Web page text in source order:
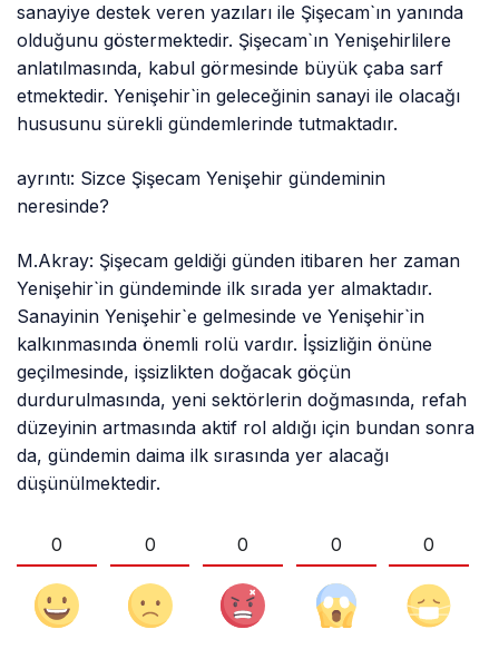
sanayiye destek veren yazıları ile Şişecam`ın yanında
olduğunu göstermektedir. Şişecam`ın Yenişehirlilere
anlatılmasında, kabul görmesinde büyük çaba sarf
etmektedir. Yenişehir`in geleceğinin sanayi ile olacağı
hususunu sürekli gündemlerinde tutmaktadır.
ayrıntı: Sizce Şişecam Yenişehir gündeminin
neresinde?
M.Akray: Şişecam geldiği günden itibaren her zaman
Yenişehir`in gündeminde ilk sırada yer almaktadır.
Sanayinin Yenişehir`e gelmesinde ve Yenişehir`in
kalkınmasında önemli rolü vardır. İşsizliğin önüne
geçilmesinde, işsizlikten doğacak göçün
durdurulmasında, yeni sektörlerin doğmasında, refah
düzeyinin artmasında aktif rol aldığı için bundan sonra
da, gündemin daima ilk sırasında yer alacağı
düşünülmektedir.
0 0 0 0 0